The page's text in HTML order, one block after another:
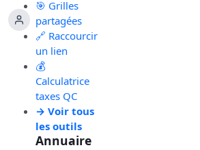
🎯 Grilles
partagées
🔗 Raccourcir
un lien
💰
Calculatrice
taxes QC
→ Voir tous
les outils
Annuaire